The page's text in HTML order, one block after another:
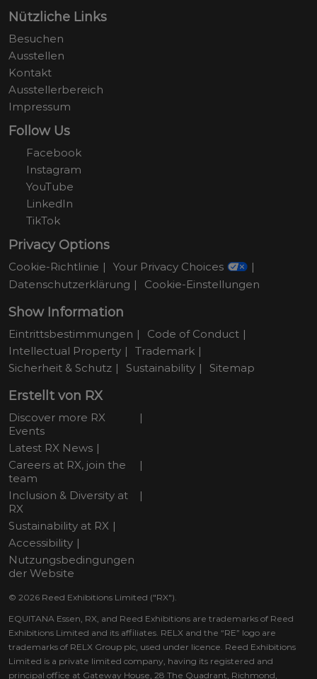
Nützliche Links
Besuchen
Ausstellen
Kontakt
Ausstellerbereich
Impressum
Follow Us
Facebook
Instagram
YouTube
LinkedIn
TikTok
Privacy Options
Cookie-Richtlinie
Your Privacy Choices
Datenschutzerklärung
Cookie-Einstellungen
Show Information
Eintrittsbestimmungen
Code of Conduct
Intellectual Property
Trademark
Sicherheit & Schutz
Sustainability Sitemap
Erstellt von RX
Discover more RX
Events
Latest RX News
Careers at RX, join the
team
Inclusion & Diversity at
RX
Sustainability at RX
Accessibility
Nutzungsbedingungen
der Website
© 2026 Reed Exhibitions Limited ("RX").
EQUITANA Essen, RX, and Reed Exhibitions are trademarks of Reed
Exhibitions Limited and its affiliates. RELX and the “RE” logo are
trademarks of RELX Group plc, used under licence. Reed Exhibitions
Limited is a private limited company, having its registered and
principal office at Gateway House, 28 The Quadrant, Richmond,